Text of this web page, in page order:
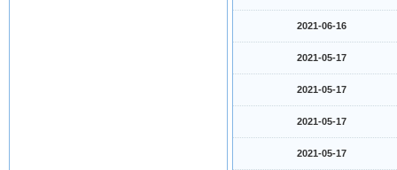
2021-06-16
2021-05-17
2021-05-17
2021-05-17
2021-05-17